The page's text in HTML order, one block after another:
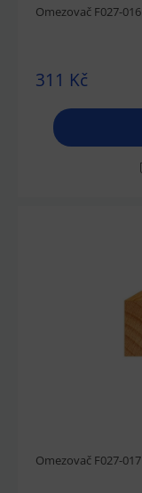
Omezovač F027-016
311 Kč
Omezovač F027-017